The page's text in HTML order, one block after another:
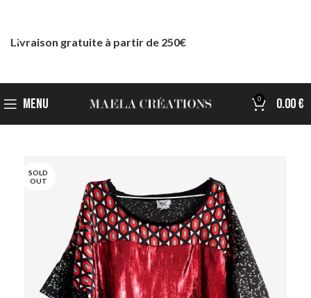
MENU 0 0.00€
SOLD
OUT
Livraison gratuite à partir de 250€